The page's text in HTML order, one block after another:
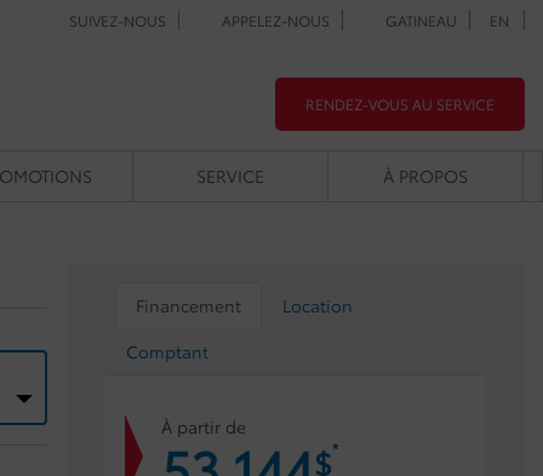
SUIVEZ-NOUS APPELEZ-NOUS GATINEAU EN
RENDEZ-VOUS AU SERVICE
SERVICE À PROPOS
Financement
Location
Comptant
À partir de
$*